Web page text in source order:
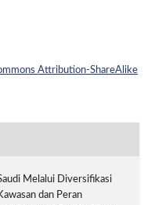
Attribution-ShareAlike
Melalui Diversifikasi
dan Peran